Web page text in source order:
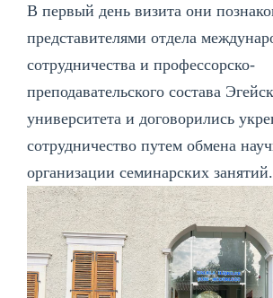
В первый день визита они
представителями отдела
сотрудничества и профессорско-
преподавательского состава
университета и договорились
сотрудничество путем обмена
организации семинарских занятий.